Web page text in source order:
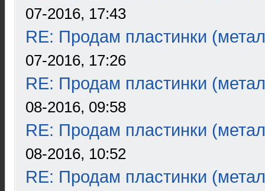
07-2016, 17:43
RE: Продам пластинки
07-2016, 17:26
RE: Продам пластинки
08-2016, 09:58
RE: Продам пластинки
08-2016, 10:52
RE: Продам пластинки